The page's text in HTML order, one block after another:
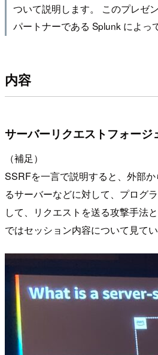
ついて説明します。 このプレゼ
パートナーである Splunk によっ
内容
サーバーリクエストフォー
（補足）
SSRFを一言で説明すると、外部
るサーバーなどに対して、プログ
して、リクエストを送る攻撃手法と
ではセッション内容について見てい